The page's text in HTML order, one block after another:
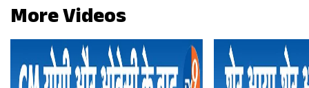
More Videos